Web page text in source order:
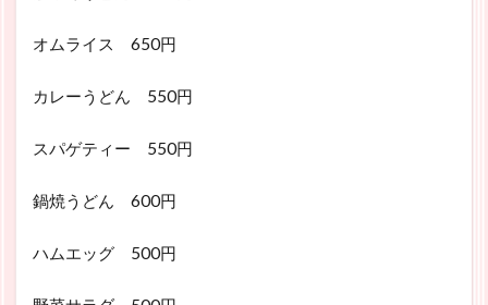
オムライス 650円
カレーうどん 550円
スパゲティー 550円
鍋焼うどん 600円
ハムエッグ 500円